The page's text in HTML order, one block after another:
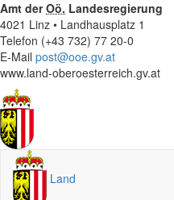
Amt derOö. Landesregierung
4021 Linz • Landhausplatz 1
Telefon (+43 732) 77 20-0
E-Mail post@ooe.gv.at
www.land-oberoesterreich.gv.at
Land